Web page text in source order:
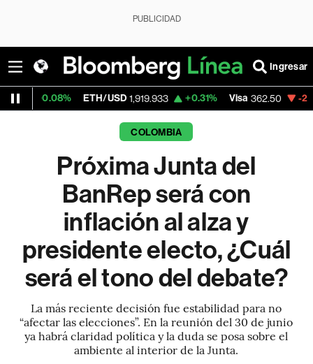
PUBLICIDAD
Ingresar
ETH/USD 1,919.933 +0.31% Visa 362.50 -2.15%
COLOMBIA
Próxima Junta del
BanRep será con
inflación al alza y
presidente electo, ¿Cuál
será el tono del debate?
La más reciente decisión fue estabilidad para no
“afectar las elecciones”. En la reunión del 30 de junio
ya habrá claridad política y la duda se posa sobre el
ambiente al interior de la Junta.